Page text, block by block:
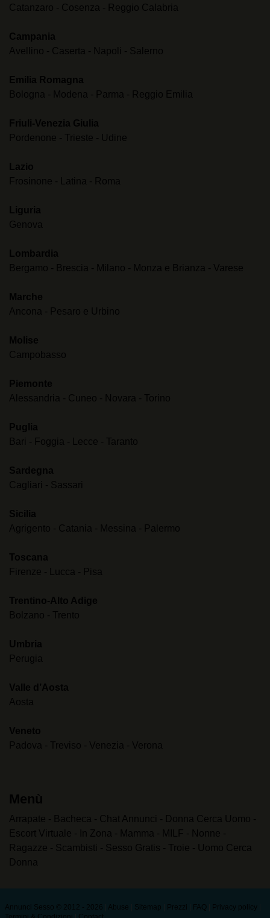
Catanzaro - Cosenza - Reggio Calabria
Campania
Avellino - Caserta - Napoli - Salerno
Emilia Romagna
Bologna - Modena - Parma - Reggio Emilia
Friuli-Venezia Giulia
Pordenone - Trieste - Udine
Lazio
Frosinone - Latina - Roma
Liguria
Genova
Lombardia
Bergamo - Brescia - Milano - Monza e Brianza - Varese
Marche
Ancona - Pesaro e Urbino
Molise
Campobasso
Piemonte
Alessandria - Cuneo - Novara - Torino
Puglia
Bari
- Foggia - Lecce - Taranto
Sardegna
Cagliari
- Sassari
Sicilia
Agrigento - Catania - Messina - Palermo
Toscana
Firenze - Lucca - Pisa
Trentino-Alto Adige
Bolzano - Trento
Umbria
Perugia
Valle d’Aosta
Aosta
Veneto
Padova - Treviso - Venezia - Verona
Menù
Arrapate - Bacheca - Chat Annunci - Donna Cerca Uomo -
Escort Virtuale - In Zona - Mamma - MILF - Nonne -
Ragazze - Scambisti - Sesso Gratis - Troie -
Uomo Cerca
Donna
Annunci Sesso © 2012 - 2026 Abuse Sitemap Prezzi FAQ Privacy policy